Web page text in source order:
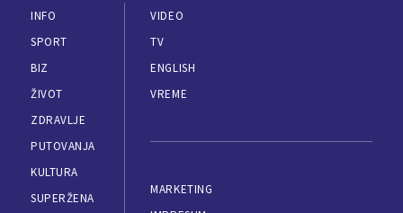
INFO
SPORT
BIZ
ŽIVOT
ZDRAVLJE
PUTOVANJA
KULTURA
SUPERŽENA
VIDEO
TV
ENGLISH
VREME
MARKETING